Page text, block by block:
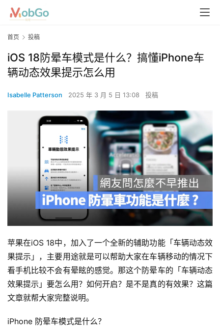
首页 投稿
iOS 18防晕车模式是什么？搞懂iPhone车
辆动态效果提示怎么用
Isabelle Patterson 2025 年 3 月 5 日 13:08 投稿
苹果在iOS 18中，加入了一个全新的辅助功能「车辆动态效
果提示」，主要用途就是可以帮助大家在车辆移动的情况下
看手机比较不会有晕眩的感觉。那这个防晕车的「车辆动态
效果提示」要怎么用？如何开启？是不是真的有效果？这篇
文章就帮大家完整说明。
iPhone 防晕车模式是什么？